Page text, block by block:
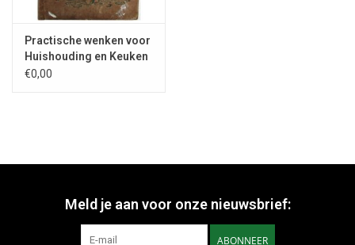
Practische wenken voor
Huishouding en Keuken
- 1909
€0,00
Meld je aan voor onze nieuwsbrief:
ABONNEER